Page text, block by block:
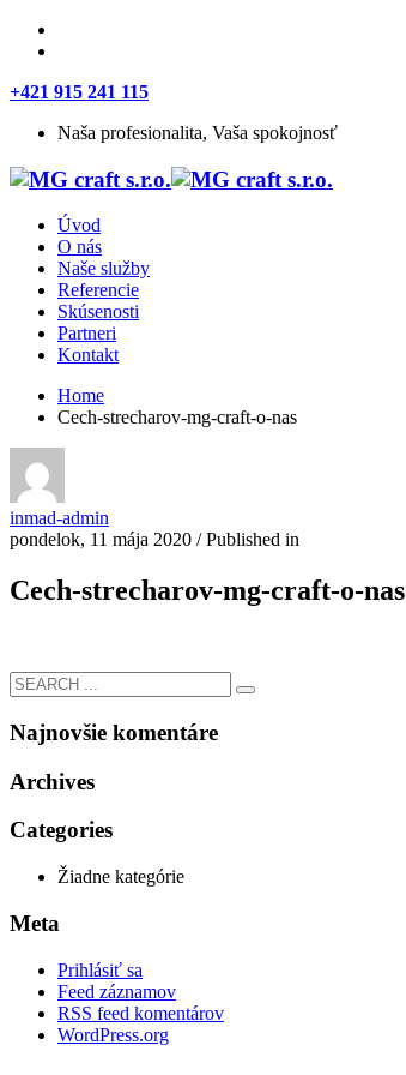
+421 915 241 115
Naša profesionalita, Vaša spokojnosť
Úvod
O nás
Naše služby
Referencie
Skúsenosti
Partneri
Kontakt
Home
Cech-strecharov-mg-craft-o-nas
inmad-admin
pondelok, 11 mája 2020 /Published in
Cech-strecharov-mg-craft-o-nas
Najnovšie komentáre
Archives
Categories
Žiadne kategórie
Meta
Prihlásiť sa
Feed záznamov
RSS feed komentárov
WordPress.org